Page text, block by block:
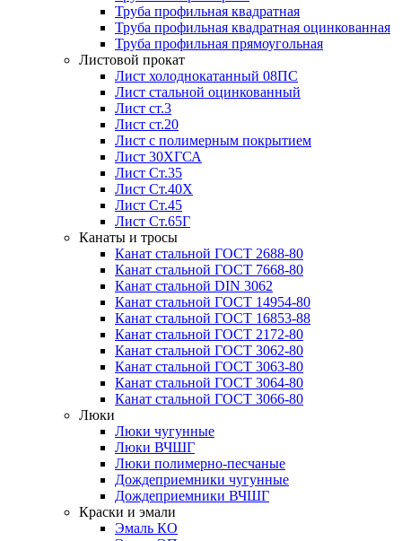
Труба профильная квадратная
Труба профильная квадратная оцинкованная
Труба профильная прямоугольная
Листовой прокат
Лист холоднокатанный 08ПС
Лист стальной оцинкованный
Лист ст.3
Лист ст.20
Лист с полимерным покрытием
Лист 30ХГСА
Лист Ст.35
Лист Ст.40Х
Лист Ст.45
Лист Ст.65Г
Канаты и тросы
Канат стальной ГОСТ 2688-80
Канат стальной ГОСТ 7668-80
Канат стальной DIN 3062
Канат стальной ГОСТ 14954-80
Канат стальной ГОСТ 16853-88
Канат стальной ГОСТ 2172-80
Канат стальной ГОСТ 3062-80
Канат стальной ГОСТ 3063-80
Канат стальной ГОСТ 3064-80
Канат стальной ГОСТ 3066-80
Люки
Люки чугунные
Люки ВЧШГ
Люки полимерно-песчаные
Дождеприемники чугунные
Дождеприемники ВЧШГ
Краски и эмали
Эмаль КО